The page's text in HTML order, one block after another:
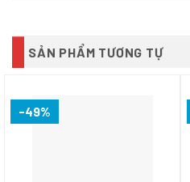
SẢN PHẨM TƯƠNG TỰ
-49%